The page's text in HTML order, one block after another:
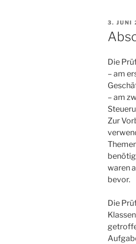
AM
3. JUNI
Die
– am
– am
Zur
waren
bevor.
Die